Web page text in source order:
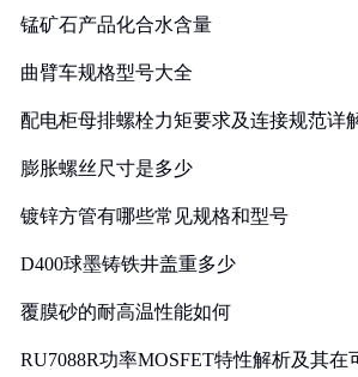
锰矿石产品化合水含量
曲臂车规格型号大全
配电柜母排螺栓力矩要求及连接规范详
膨胀螺丝尺寸是多少
镀锌方管有哪些常见规格和型号
D400球墨铸铁井盖重多少
覆膜砂的耐高温性能如何
RU7088R功率MOSFET特性解析及其在